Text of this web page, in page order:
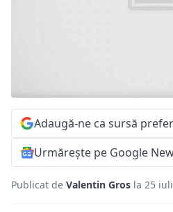
Adaugă-ne ca sursă
Urmărește pe Google
Publicat de Valentin Gros la 25